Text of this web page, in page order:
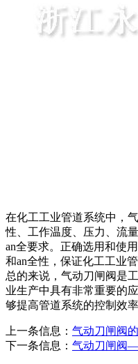
在化工工业管道系统中，
性、工作温度、压力、流
an全要求。正确选用和使
和an全性，保证化工工业
总的来说，气动刀闸阀是
业生产中具有非常重要的
够提高管道系统的控制效率
上一条信息： 气动刀闸阀
下一条信息： 气动刀闸阀